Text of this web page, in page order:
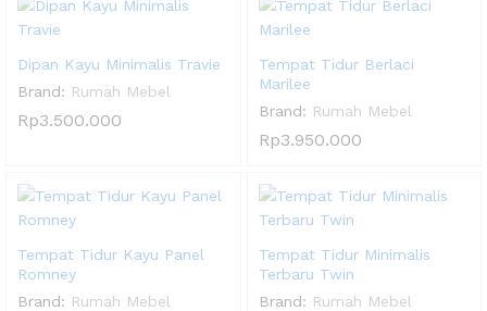
Dipan Kayu Minimalis Travie
Brand: Rumah Mebel
Rp3.500.000
Tempat Tidur Berlaci
Marilee
Brand: Rumah Mebel
Rp3.950.000
Tempat Tidur Kayu Panel
Romney
Brand: Rumah Mebel
Tempat Tidur Minimalis
Terbaru Twin
Brand: Rumah Mebel